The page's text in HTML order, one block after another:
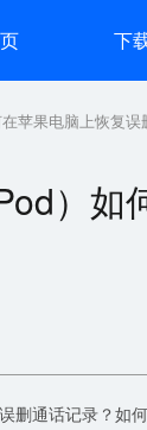
下
苹果电脑上恢复误
）如
删通话记录？如